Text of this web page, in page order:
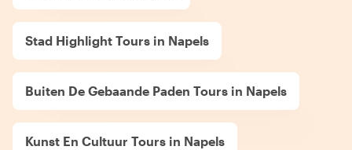
Stad Highlight Tours in Napels
Buiten De Gebaande Paden Tours in Napels
Kunst En Cultuur Tours in Napels